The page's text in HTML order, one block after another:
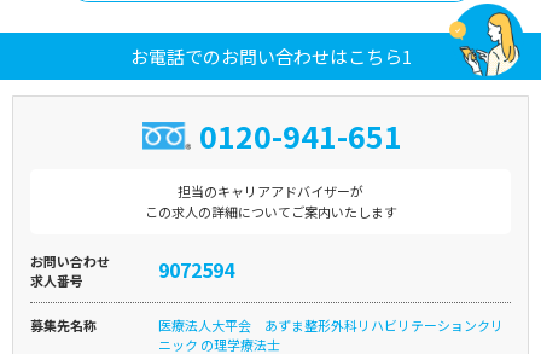
お電話でのお問い合わせはこちら1
0120-941-651
担当のキャリアアドバイザーが
この求人の詳細についてご案内いたします
お問い合わせ
求人番号
9072594
募集先名称
医療法人大平会 あずま整形外科リハビリテーションクリ
ニック の理学療法士